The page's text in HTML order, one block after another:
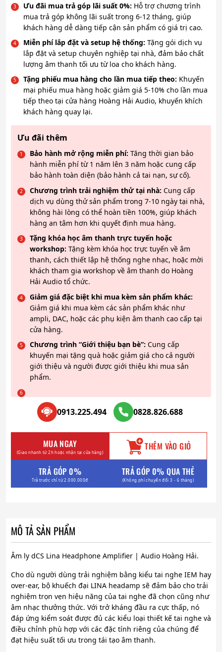
Ưu đãi mua trả góp lãi suất 0%: Hỗ trợ chương trình
mua trả góp không lãi suất trong 6-12 tháng, giúp
khách hàng dễ dàng tiếp cận sản phẩm có giá trị cao.
Miễn phí lắp đặt và setup hệ thống: Tặng gói dịch vụ
lắp đặt và setup chuyên nghiệp tại nhà, đảm bảo chất
lượng âm thanh tối ưu từ loa cho khách hàng.
Tặng phiếu mua hàng cho lần mua tiếp theo: Khuyến
mại phiếu mua hàng hoặc giảm giá 5-10% cho lần mua
tiếp theo tại cửa hàng Hoàng Hải Audio, khuyến khích
khách hàng quay lại.
Ưu đãi thêm
Bảo hành mở rộng miễn phí: Tăng thời gian bảo
hành miễn phí từ 1 năm lên 3 năm hoặc cung cấp
bảo hành toàn diện (bảo hành cả tai nạn, sự cố).
Chương trình trải nghiệm thử tại nhà: Cung cấp
dịch vụ dùng thử sản phẩm trong 7-10 ngày tại nhà,
không hài lòng có thể hoàn tiền 100%, giúp khách
hàng an tâm hơn khi quyết định mua hàng.
Tặng khóa học âm thanh trực tuyến hoặc
workshop: Tặng kèm khóa học trực tuyến về âm
thanh, cách thiết lập hệ thống nghe nhạc, hoặc mời
khách tham gia workshop về âm thanh do Hoàng
Hải Audio tổ chức.
Giảm giá đặc biệt khi mua kèm sản phẩm khác:
Giảm giá khi mua kèm các sản phẩm khác như
ampli, DAC, hoặc các phụ kiện âm thanh cao cấp tại
cửa hàng.
Chương trình “Giới thiệu bạn bè”: Cung cấp
khuyến mại tặng quà hoặc giảm giá cho cả người
giới thiệu và người được giới thiệu khi mua sản
phẩm.
0913.225.494 0828.826.688
MUA NGAY
(Giao nhanh từ 2h hoặc nhận tại cửa hàng) THÊM VÀO GIỎ
TRẢ GÓP 0%
Trả trước chỉ từ 2.000.000đ
TRẢ GÓP 0% QUA THẺ
(Không phí chuyển đổi 3 - 6 tháng)
MÔ TẢ SẢN PHẨM
Âm ly dCS Lina Headphone Amplifier | Audio Hoàng Hải.
Cho dù người dùng trải nghiệm bằng kiểu tai nghe IEM hay
over-ear, bộ khuếch đại LINA headamp sẽ đảm bảo cho trải
nghiệm trọn vẹn hiệu năng của tai nghe đã chọn cũng như
âm nhạc thưởng thức. Với trở kháng đầu ra cực thấp, nó
đáp ứng kiểm soát được đủ các kiểu loại thiết kế tai nghe và
điều chỉnh phù hợp với các đặc tính riêng của chúng để
đạt hiệu suất tối ưu trong tái tạo âm thanh.